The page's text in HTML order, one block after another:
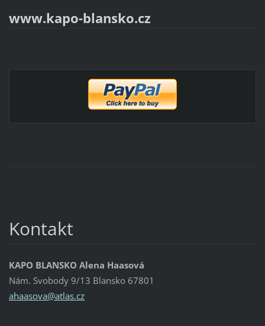
www.kapo-blansko.cz
Kontakt
KAPO BLANSKO Alena Haasová
Nám. Svobody 9/13 Blansko 67801
ahaasova@atlas.cz